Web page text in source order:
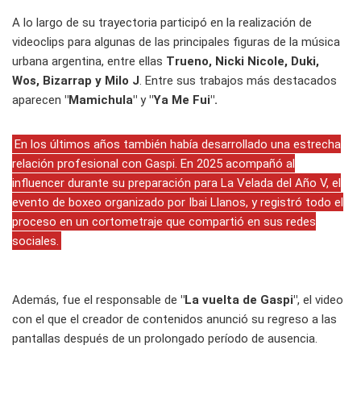
A lo largo de su trayectoria participó en la realización de
videoclips para algunas de las principales figuras de la música
urbana argentina, entre ellas Trueno, Nicki Nicole, Duki,
Wos, Bizarrap y Milo J. Entre sus trabajos más destacados
aparecen "Mamichula" y"Ya Me Fui".
En los últimos años también había desarrollado una estrecha
relación profesional con Gaspi. En 2025 acompañó al
influencer durante su preparación para La Velada del Año V, el
evento de boxeo organizado por Ibai Llanos, y registró todo el
proceso en un cortometraje que compartió en sus redes
sociales.
Además, fue el responsable de "La vuelta de Gaspi", el video
con el que el creador de contenidos anunció su regreso a las
pantallas después de un prolongado período de ausencia.